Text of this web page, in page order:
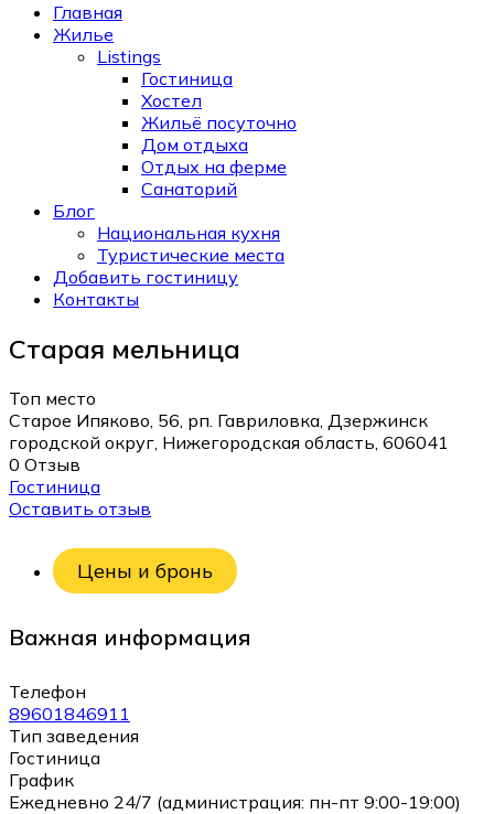
Главная
Жилье
Listings
Гостиница
Хостел
Жильё посуточно
Дом отдыха
Отдых на ферме
Санаторий
Блог
Национальная кухня
Туристические места
Добавить гостиницу
Контакты
Старая мельница
Топ место
Старое Ипяково, 56, рп. Гавриловка, Дзержинск
городской округ, Нижегородская область, 606041
0 Отзыв
Гостиница
Оставить отзыв
Цены и бронь
Важная информация
Телефон
89601846911
Тип заведения
Гостиница
График
Ежедневно 24/7 (администрация: пн-пт 9:00-19:00)